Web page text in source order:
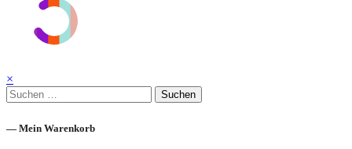
×
Suchen
nach:
— Mein Warenkorb